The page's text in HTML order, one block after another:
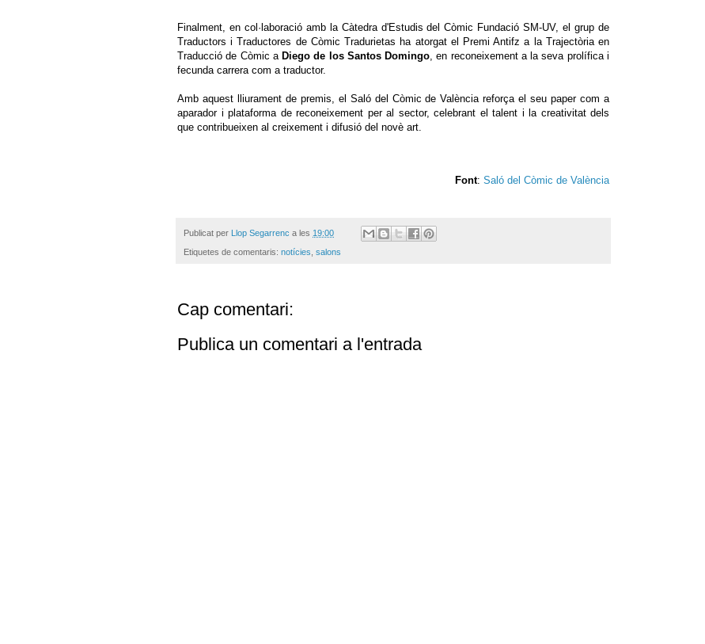
Finalment, en col·laboració amb la Càtedra d'Estudis del Còmic Fundació SM-UV, el grup de
Traductors i Traductores de Còmic Tradurietas ha atorgat el Premi Antifz a la Trajectòria en
Traducció de Còmic aDiego de los Santos Domingo , en reconeixement a la seva prolífica i
fecunda carrera com a traductor.
Amb aquest lliurament de premis, el Saló del Còmic de València reforça el seu paper com a
aparador i plataforma de reconeixement per al sector, celebrant el talent i la creativitat dels
que contribueixen al creixement i difusió del novè art.
Font: Saló del Còmic de València
Publicat per Llop Segarrenc a les 19:00
Etiquetes de comentaris: notícies salons
Cap comentari:
Publica un comentari a l'entrada